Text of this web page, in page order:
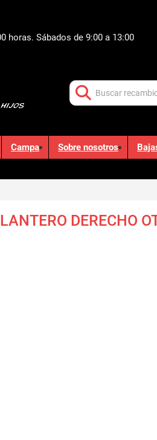
horas. Sábados de 9:00 a 13:00
Campa Sobre nosotros
DERECHO